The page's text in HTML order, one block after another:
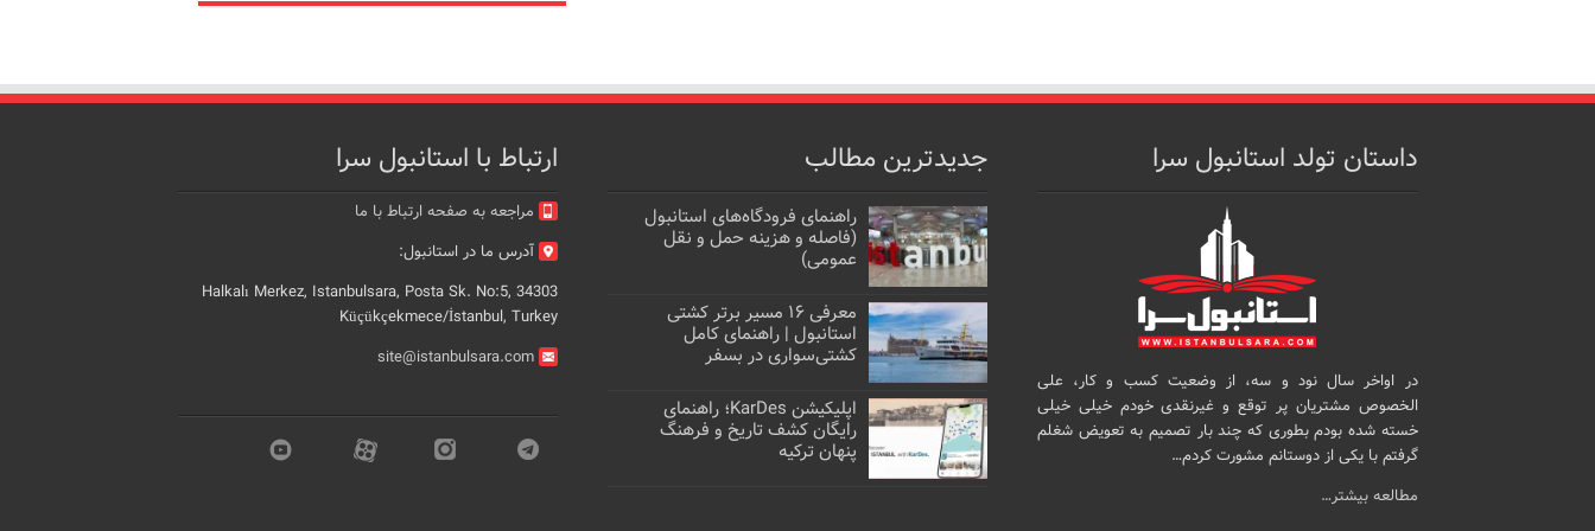
داستان تولد استانبول سرا
در اواخر سال نود و سه، از وضعیت کسب و کار، علی
الخصوص مشتریان پر توقع و غیرنقدی خودم خیلی خیلی
خسته شده بودم بطوری که چند بار تصمیم به تعویض شغلم
گرفتم با یکی از دوستانم مشورت کردم…
مطالعه بیشتر…
جدیدترین مطالب
راهنمای فرودگاه‌های استانبول
(فاصله و هزینه حمل و نقل
عمومی)
معرفی ۱۶ مسیر برتر کشتی
استانبول | راهنمای کامل
کشتی‌سواری در بسفر
اپلیکیشن KarDes؛ راهنمای
رایگان کشف تاریخ و فرهنگ
پنهان ترکیه
ارتباط با استانبول سرا
مراجعه به صفحه ارتباط با ما
آدرس ما در استانبول:
Halkalı Merkez, Istanbulsara, Posta Sk. No:5, 34303
Küçükçekmece/İstanbul, Turkey
site@istanbulsara.com